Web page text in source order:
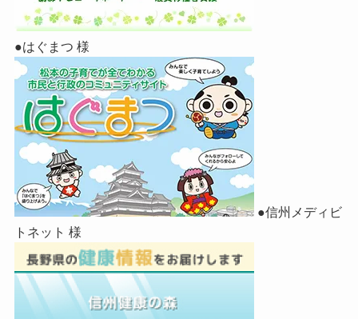
●はぐまつ 様
●信州メディビ
トネット 様